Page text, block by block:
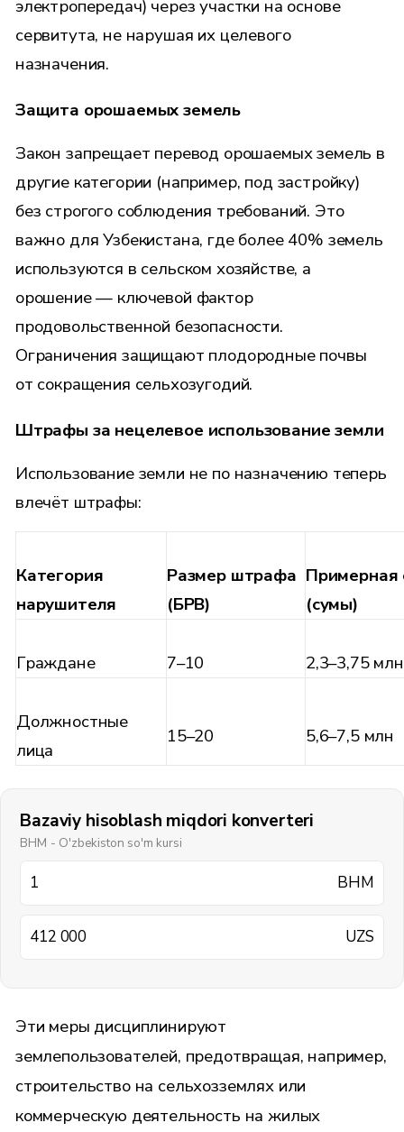
электропередач) через участки на основе
сервитута, не нарушая их целевого
назначения.
Защита орошаемых земель
Закон запрещает перевод орошаемых земель в
другие категории (например, под застройку)
без строгого соблюдения требований. Это
важно для Узбекистана, где более 40% земель
используются в сельском хозяйстве, а
орошение — ключевой фактор
продовольственной безопасности.
Ограничения защищают плодородные почвы
от сокращения сельхозугодий.
Штрафы за нецелевое использование земли
Использование земли не по назначению теперь
влечёт штрафы:
Категория
нарушителя
Размер штрафа
(БРВ)
Примерная
(сумы)
Граждане 7–10 2,3–3,75 млн
Должностные
лица
15–20 5,6–7,5 млн
Bazaviy hisoblash miqdori konverteri
BHM - O'zbekiston so'm kursi
BHM
UZS
Эти меры дисциплинируют
землепользователей, предотвращая, например,
строительство на сельхозземлях или
коммерческую деятельность на жилых